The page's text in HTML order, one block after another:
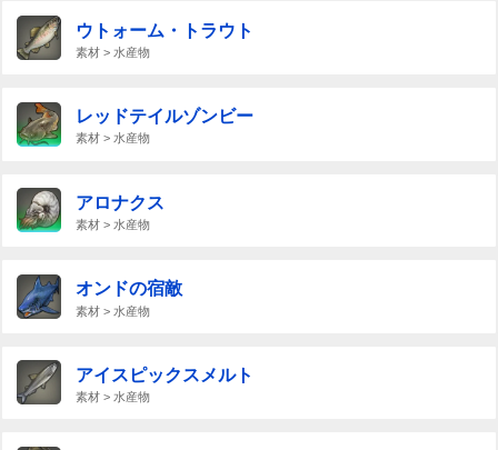
ウトォーム・トラウト
素材 > 水産物
レッドテイルゾンビー
素材 > 水産物
アロナクス
素材 > 水産物
オンドの宿敵
素材 > 水産物
アイスピックスメルト
素材 > 水産物